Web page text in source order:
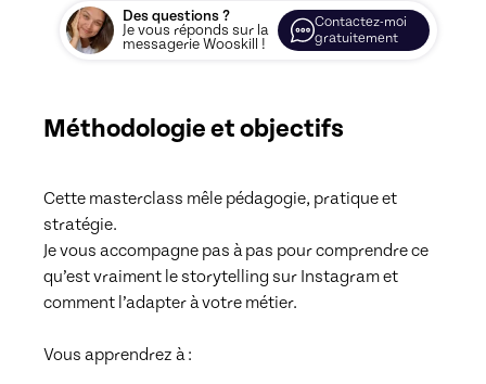
Des questions ?
Je vous réponds sur la
messagerie Wooskill !
Contactez-moi
gratuitement
Méthodologie et objectifs
Cette masterclass mêle pédagogie, pratique et
stratégie.
Je vous accompagne pas à pas pour comprendre ce
qu’est vraiment le storytelling sur Instagram et
comment l’adapter à votre métier.
Vous apprendrez à :